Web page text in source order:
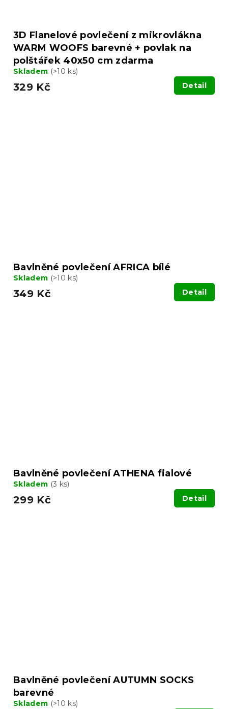
3D Flanelové povlečení z mikrovlákna
WARM WOOFS barevné + povlak na
polštářek 40x50 cm zdarma
Skladem (>10 ks)
329 Kč Detail
Bavlněné povlečení AFRICA bílé
Skladem (>10 ks)
349 Kč Detail
Bavlněné povlečení ATHENA fialové
Skladem (3 ks)
299 Kč Detail
Bavlněné povlečení AUTUMN SOCKS
barevné
Skladem (>10 ks)